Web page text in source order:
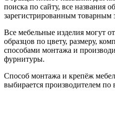
поиска по сайту, все названия
зарегистрированным товарным
Все мебельные изделия могут
образцов по цвету, размеру,
способами монтажа и
фурнитуры.
Способ монтажа и крепёж
выбирается производителем